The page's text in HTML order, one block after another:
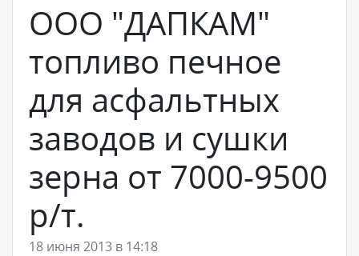
ООО "ДАПКАМ"
топливо печное
для асфальтных
заводов и сушки
зерна от 7000-9500
р/т.
18 июня 2013 в 14:18